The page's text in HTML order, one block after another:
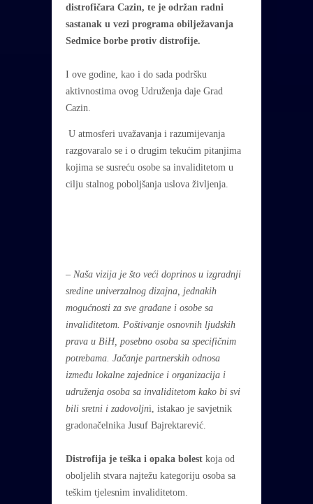
distrofičara Cazin, te je održan radni
sastanak u vezi programa obilježavanja
Sedmice borbe protiv distrofije.
I ove godine, kao i do sada podršku
aktivnostima ovog Udruženja daje Grad
Cazin.
U atmosferi uvažavanja i razumijevanja
razgovaralo se i o drugim tekućim pitanjima
kojima se susreću osobe sa invaliditetom u
cilju stalnog poboljšanja uslova življenja.
– Naša vizija je što veći doprinos u izgradnji
sredine univerzalnog dizajna, jednakih
mogućnosti za sve građane i osobe sa
invaliditetom. Poštivanje osnovnih ljudskih
prava u BiH, posebno osoba sa specifičnim
potrebama. Jačanje partnerskih odnosa
između lokalne zajednice i organizacija i
udruženja osoba sa invaliditetom kako bi svi
bili sretni i zadovoljni, istakao je savjetnik
gradonačelnika Jusuf Bajrektarević.
Distrofija je teška i opaka bolest koja od
oboljelih stvara najtežu kategoriju osoba sa
teškim tjelesnim invaliditetom.